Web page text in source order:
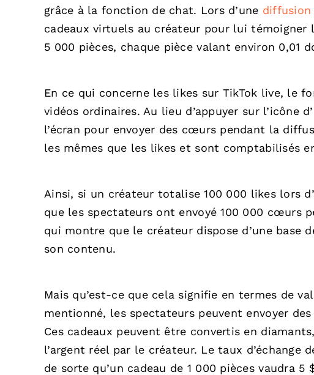
grâce à la fonction de chat. Lors d’une
cadeaux virtuels au créateur pour lui témoigner
5 000 pièces, chaque pièce valant environ 0,01
En ce qui concerne les likes sur TikTok live, le
vidéos ordinaires. Au lieu d’appuyer sur l’icône
l’écran pour envoyer des cœurs pendant la
les mêmes que les likes et sont comptabilisés
Ainsi, si un créateur totalise 100 000 likes lors
que les spectateurs ont envoyé 100 000 cœurs
qui montre que le créateur dispose d’une base
son contenu.
Mais qu’est-ce que cela signifie en termes de
mentionné, les spectateurs peuvent envoyer
Ces cadeaux peuvent être convertis en
l’argent réel par le créateur. Le taux d’échange
de sorte qu’un cadeau de 1 000 pièces vaudra